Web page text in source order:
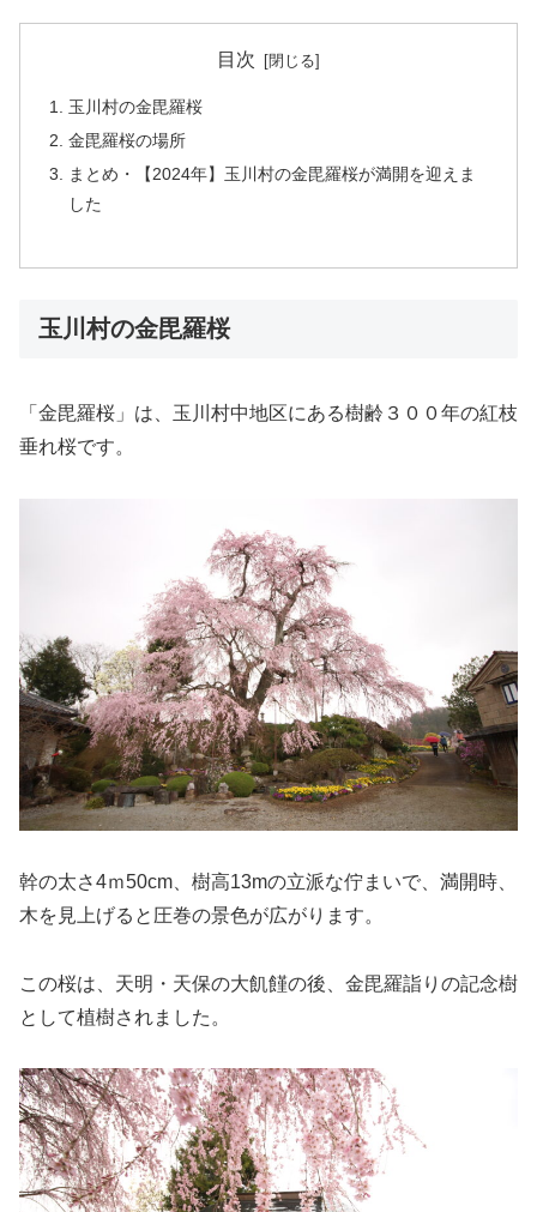
目次
玉川村の金毘羅桜
金毘羅桜の場所
まとめ・【2024年】玉川村の金毘羅桜が満開を迎えま
した
玉川村の金毘羅桜
「金毘羅桜」は、玉川村中地区にある樹齢３００年の紅枝
垂れ桜です。
幹の太さ4ｍ50cm、樹高13mの立派な佇まいで、満開時、
木を見上げると圧巻の景色が広がります。
この桜は、天明・天保の大飢饉の後、金毘羅詣りの記念樹
として植樹されました。